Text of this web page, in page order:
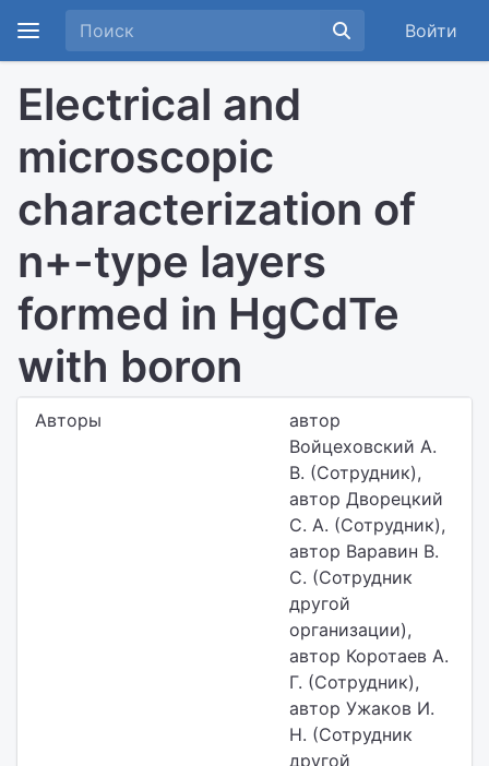
Войти
Electrical and
microscopic
characterization of
n+-type layers
formed in HgCdTe
with boron
Авторы
автор
Войцеховский А.
В. (Сотрудник),
автор Дворецкий
С. А. (Сотрудник),
автор Варавин В.
С. (Сотрудник
другой
организации),
автор Коротаев А.
Г. (Сотрудник),
автор Ужаков И.
Н. (Сотрудник
другой